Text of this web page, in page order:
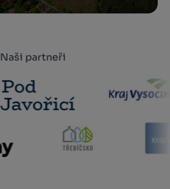
Naši partneři